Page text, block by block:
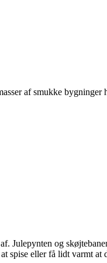
af smukke
og
spise eller få lidt varmt at